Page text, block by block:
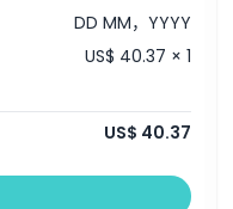
DD MM，YYYY
US$ 40.37 × 1
US$ 40.37